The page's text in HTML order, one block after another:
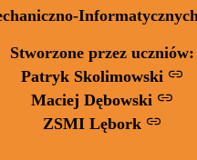
Stworzone przez uczniów:
Patryk Skolimowski
Maciej Dębowski
ZSMI Lębork